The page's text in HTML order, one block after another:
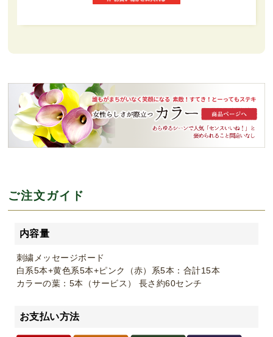
ご注文ガイド
内容量
刺繍メッセージボード
白系5本+黄色系5本+ピンク（赤）系5本：合計15本
カラーの葉：5本（サービス） 長さ約60センチ
お支払い方法